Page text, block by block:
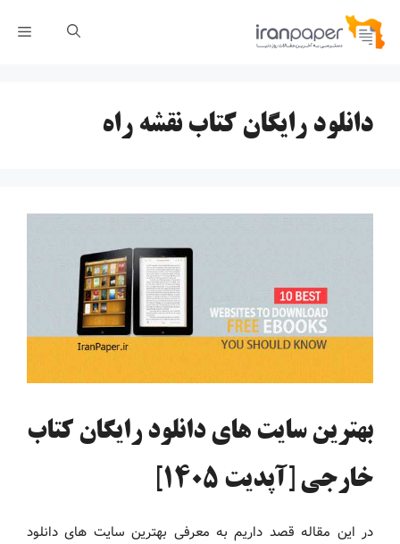
پرش
دانلود رایگان کتاب نقشه راه
بهترین سایت های دانلود رایگان کتاب
خارجی [آپدیت 1405]
در این مقاله قصد داریم به معرفی بهترین سایت های دانلود